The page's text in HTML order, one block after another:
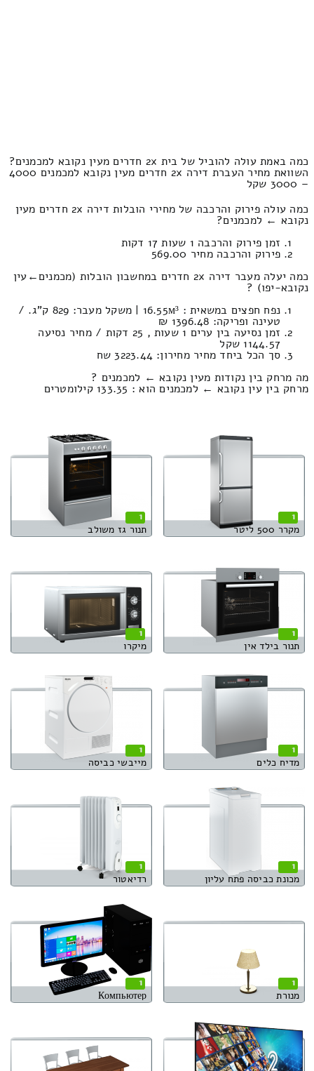
כמה באמת עולה להוביל של בית 2x חדרים מעין נקובא למכמנים?
השוואת מחיר העברת דירה 2x חדרים מעין נקובא למכמנים 4000
– 3000 שקל
כמה עולה פירוק והרכבה של מחירי הובלות דירה 2x חדרים מעין
נקובא ← למכמנים?
זמן פירוק והרכבה 1 שעות 17 דקות
פירוק והרכבה מחיר 569.00
כמה יעלה מעבר דירה 2x חדרים במחשבון הובלות (מכמנים‎←‏עין
נקובא-יפו) ?
נפח חפצים במשאית : 16.55м³ | משקל מעבר: 829 ק”ג. /
טעינה ופריקה: 1396.48 ₪
זמן נסיעה בין ערים 1 שעות , 25 דקות / מחיר נסיעה
1144.57 שקל
סך הכל ביחד מחיר מחירון: 3223.44 שח
מה מרחק בין נקודות מעין נקובא ← למכמנים ?
מרחק בין עין נקובא ← למכמנים הוא : 133.35 קילומטרים
1
מקרר 500 ליטר
1
תנור גז משולב
1
תנור בילד אין
1
מיקרו
1
מדיח כלים
1
מייבשי כביסה
1
מכונת כביסה פתח עליון
1
רדיאטור
1
מנורת
1
Компьютер